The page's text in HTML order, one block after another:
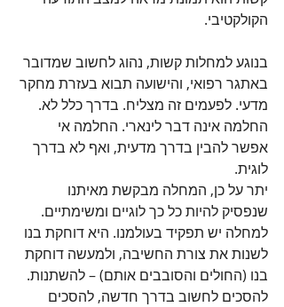
הקולקטיבי.
בנוגע למחלות קשות, נהוג לחשוב שמדובר
באתגר רפואי, והישועה תבוא בעזרת מחקר
מדעי. לפעמים זה מצליח. בדרך כלל לא.
החלמה אינה דבר לינארי. החלמה אי
אפשר להבין בדרך מדעית, ואף לא בדרך
לוגית.
יתר על כן, המחלה מבקשת מאיתנו
שנפסיק להיות כל כך לוגיים ומשימתיים.
למחלה יש תפקיד בעולמנו. היא דוחקת בנו
לשנות את צורת החשיבה, ולמעשה דוחקת
בנו (החולים והסובבים אותם) – להשתנות.
להסכים לחשוב בדרך חדשה, להסכים